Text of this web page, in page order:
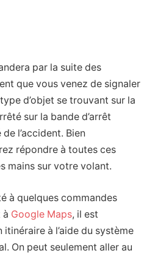
par la suite des
que vous venez de signaler
d’objet se trouvant sur la
sur la bande d’arrêt
l’accident. Bien
répondre à toutes ces
mains sur votre volant.
à quelques commandes
à Google Maps, il est
à l’aide du système
On peut seulement aller au